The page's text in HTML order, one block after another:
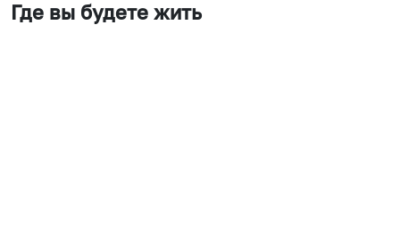
Где вы будете жить